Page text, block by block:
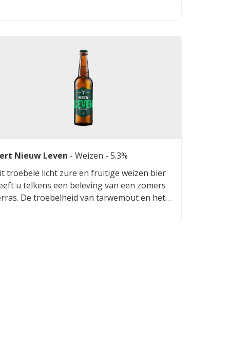
een volle body en een rijke
Nieuw Leven - Weizen - 5.3%
troebele licht zure en fruitige weizen bier
u telkens een beleving van een zomers
De troebelheid van tarwemout en het